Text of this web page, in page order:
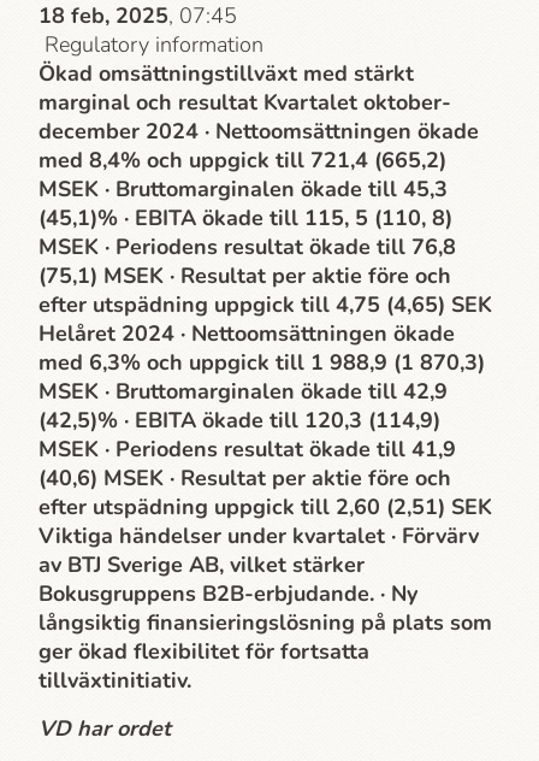
18 feb, 2025, 07:45
Regulatory information
Ökad omsättningstillväxt med stärkt
marginal och resultat Kvartalet oktober-
december 2024 · Nettoomsättningen ökade
med 8,4% och uppgick till 721,4 (665,2)
MSEK · Bruttomarginalen ökade till 45,3
(45,1)% · EBITA ökade till 115, 5 (110, 8)
MSEK · Periodens resultat ökade till 76,8
(75,1) MSEK · Resultat per aktie före och
efter utspädning uppgick till 4,75 (4,65) SEK
Helåret 2024 · Nettoomsättningen ökade
med 6,3% och uppgick till 1 988,9 (1 870,3)
MSEK · Bruttomarginalen ökade till 42,9
(42,5)% · EBITA ökade till 120,3 (114,9)
MSEK · Periodens resultat ökade till 41,9
(40,6) MSEK · Resultat per aktie före och
efter utspädning uppgick till 2,60 (2,51) SEK
Viktiga händelser under kvartalet · Förvärv
av BTJ Sverige AB, vilket stärker
Bokusgruppens B2B-erbjudande. · Ny
långsiktig finansieringslösning på plats som
ger ökad flexibilitet för fortsatta
tillväxtinitiativ.
VD har ordet